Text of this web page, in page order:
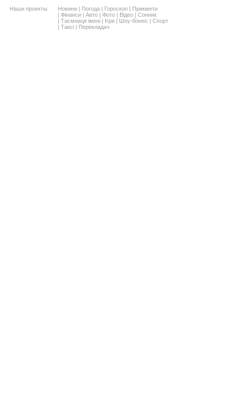
Наши проекты:
Новини | Погода | Гороскоп | Прикмети
| Фінанси | Авто | Фото | Відео | Сонник
| Таємниця імені | Ігри | Шоу-бізнес | Спорт
| Таксі | Перекладач